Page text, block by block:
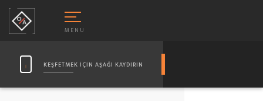
MENU
KEŞFETMEK İÇİN AŞAĞI KAYDIRIN